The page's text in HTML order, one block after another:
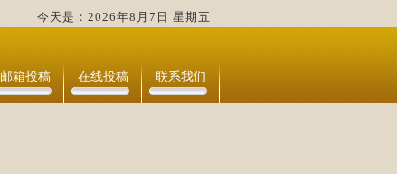
今天是：2026年8月7日 星期五
邮箱投稿 在线投稿 联系我们